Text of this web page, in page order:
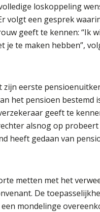
loskoppeling
volgt een gesprek
geeft te kennen: “Ik
je te maken hebben”,
zijn eerste
het pensioen
geeft te
alsnog op
heeft gedaan van
metten met het
De
mondelinge